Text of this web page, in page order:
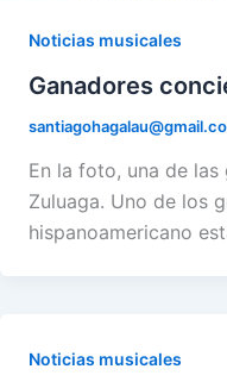
Noticias musicales
Ganadores
En la foto, una de las
Zuluaga. Uno de los
hispanoamericano
Noticias musicales